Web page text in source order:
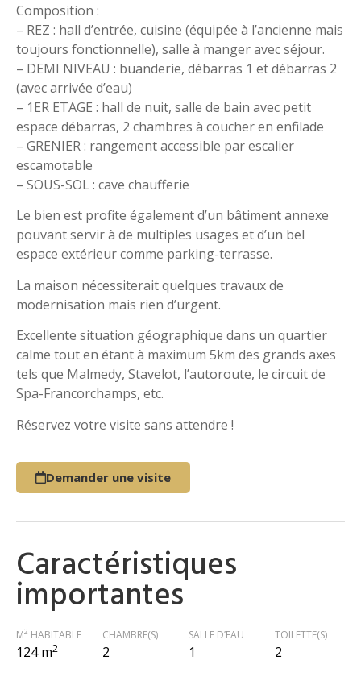
Composition :
– REZ : hall d’entrée, cuisine (équipée à l’ancienne mais
toujours fonctionnelle), salle à manger avec séjour.
– DEMI NIVEAU : buanderie, débarras 1 et débarras 2
(avec arrivée d’eau)
– 1ER ETAGE : hall de nuit, salle de bain avec petit
espace débarras, 2 chambres à coucher en enfilade
– GRENIER : rangement accessible par escalier
escamotable
– SOUS-SOL : cave chaufferie
Le bien est profite également d’un bâtiment annexe
pouvant servir à de multiples usages et d’un bel
espace extérieur comme parking-terrasse.
La maison nécessiterait quelques travaux de
modernisation mais rien d’urgent.
Excellente situation géographique dans un quartier
calme tout en étant à maximum 5km des grands axes
tels que Malmedy, Stavelot, l’autoroute, le circuit de
Spa-Francorchamps, etc.
Réservez votre visite sans attendre !
Demander une visite
Caractéristiques
importantes
M2 HABITABLE
124 m2
CHAMBRE(S)
2
SALLE D’EAU
1
TOILETTE(S)
2